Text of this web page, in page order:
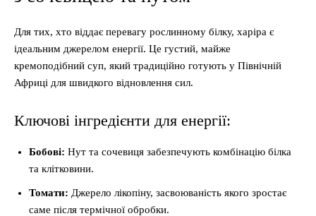
Для тих, хто віддає перевагу рослинному білку, харіра є
ідеальним джерелом енергії. Це густий, майже
кремоподібний суп, який традиційно готують у Північній
Африці для швидкого відновлення сил.
Ключові інгредієнти для енергії:
Бобові: Нут та сочевиця забезпечують комбінацію білка
та клітковини.
Томати: Джерело лікопіну, засвоюваність якого зростає
саме після термічної обробки.